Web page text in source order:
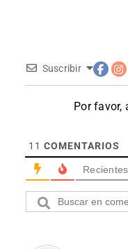
Suscribir
Por favor,
11 COMENTARIOS
Recientes